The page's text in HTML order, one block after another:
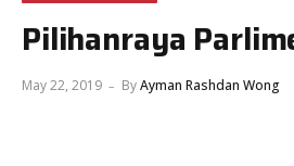
Pilihanraya
May 22, 2019 ByAyman Rashdan Wong